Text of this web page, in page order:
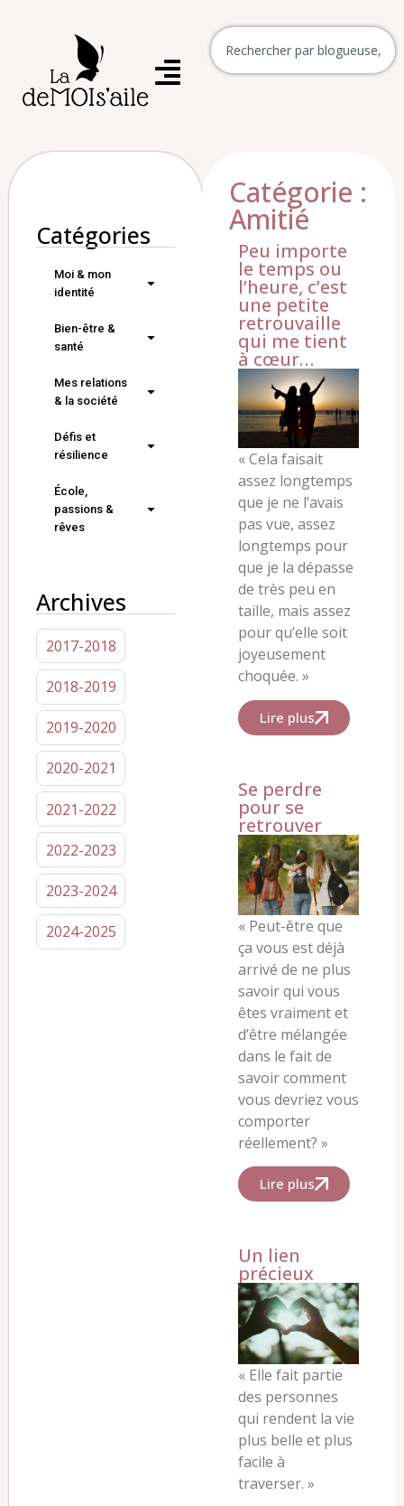
Catégories
Moi & mon
identité
Bien-être &
santé
Mes relations
& la société
Défis et
résilience
École,
passions &
rêves
Archives
2017-2018
2018-2019
2019-2020
2020-2021
2021-2022
2022-2023
2023-2024
2024-2025
Catégorie :
Amitié
Peu importe
le temps ou
l’heure, c’est
une petite
retrouvaille
qui me tient
à cœur…
« Cela faisait
assez longtemps
que je ne l’avais
pas vue, assez
longtemps pour
que je la dépasse
de très peu en
taille, mais assez
pour qu’elle soit
joyeusement
choquée. »
Lire plus
Se perdre
pour se
retrouver
« Peut-être que
ça vous est déjà
arrivé de ne plus
savoir qui vous
êtes vraiment et
d’être mélangée
dans le fait de
savoir comment
vous devriez vous
comporter
réellement? »
Lire plus
Un lien
précieux
« Elle fait partie
des personnes
qui rendent la vie
plus belle et plus
facile à
traverser. »